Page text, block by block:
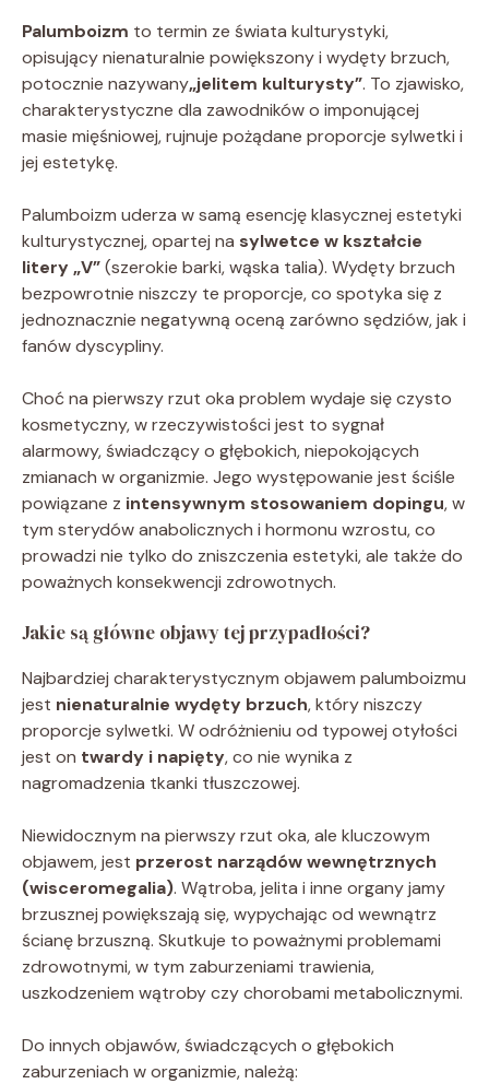
Palumboizm to termin ze świata kulturystyki,
opisujący nienaturalnie powiększony i wydęty brzuch,
potocznie nazywany„jelitem kulturysty”. To zjawisko,
charakterystyczne dla zawodników o imponującej
masie mięśniowej, rujnuje pożądane proporcje sylwetki i
jej estetykę.
Palumboizm uderza w samą esencję klasycznej estetyki
kulturystycznej, opartej na sylwetce w kształcie
litery „V”(szerokie barki, wąska talia). Wydęty brzuch
bezpowrotnie niszczy te proporcje, co spotyka się z
jednoznacznie negatywną oceną zarówno sędziów, jak i
fanów dyscypliny.
Choć na pierwszy rzut oka problem wydaje się czysto
kosmetyczny, w rzeczywistości jest to sygnał
alarmowy, świadczący o głębokich, niepokojących
zmianach w organizmie. Jego występowanie jest ściśle
powiązane z intensywnym stosowaniem dopingu, w
tym sterydów anabolicznych i hormonu wzrostu, co
prowadzi nie tylko do zniszczenia estetyki, ale także do
poważnych konsekwencji zdrowotnych.
Jakie są główne objawy tej przypadłości?
Najbardziej charakterystycznym objawem palumboizmu
jest nienaturalnie wydęty brzuch, który niszczy
proporcje sylwetki. W odróżnieniu od typowej otyłości
jest on twardy i napięty, co nie wynika z
nagromadzenia tkanki tłuszczowej.
Niewidocznym na pierwszy rzut oka, ale kluczowym
objawem, jest przerost narządów wewnętrznych
(wisceromegalia). Wątroba, jelita i inne organy jamy
brzusznej powiększają się, wypychając od wewnątrz
ścianę brzuszną. Skutkuje to poważnymi problemami
zdrowotnymi, w tym zaburzeniami trawienia,
uszkodzeniem wątroby czy chorobami metabolicznymi.
Do innych objawów, świadczących o głębokich
zaburzeniach w organizmie, należą: